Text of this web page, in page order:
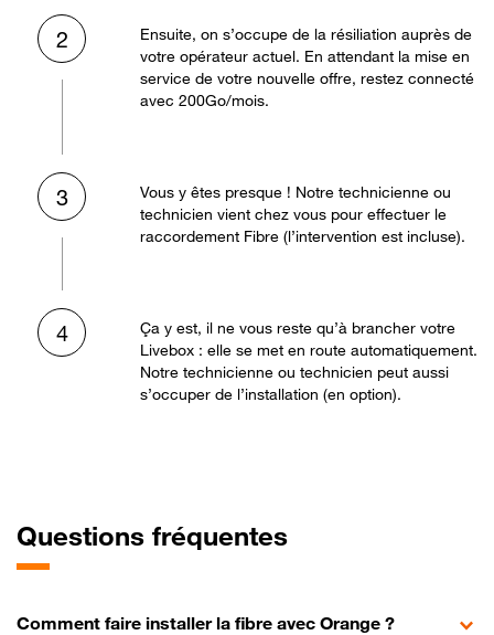
2
Ensuite, on s’occupe de la résiliation auprès de
votre opérateur actuel. En attendant la mise en
service de votre nouvelle offre, restez connecté
avec 200Go/mois.
3
Vous y êtes presque ! Notre technicienne ou
technicien vient chez vous pour effectuer le
raccordement Fibre (l’intervention est incluse).
4
Ça y est, il ne vous reste qu’à brancher votre
Livebox : elle se met en route automatiquement.
Notre technicienne ou technicien peut aussi
s’occuper de l’installation (en option).
Questions fréquentes
Comment faire installer la fibre avec Orange ?